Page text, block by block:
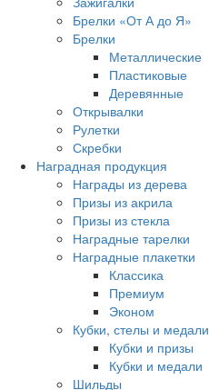
Брелки «От А до Я»
Брелки
Металлические
Пластиковые
Деревянные
Открывалки
Рулетки
Скребки
Наградная продукция
Награды из дерева
Призы из акрила
Призы из стекла
Наградные тарелки
Наградные плакетки
Классика
Премиум
Эконом
Кубки, стелы и медали
Кубки и призы
Кубки и медали
Шильды